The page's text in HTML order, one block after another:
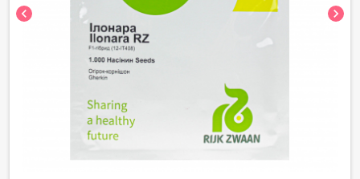
chevron_left chevron_right